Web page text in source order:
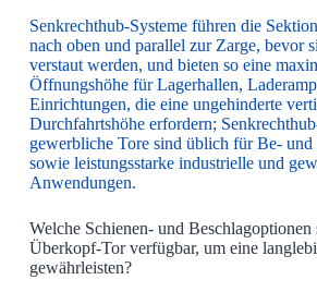
Senkrechthub-Systeme führen die
nach oben und parallel zur Zarge, bevor
verstaut werden, und bieten so eine
Öffnungshöhe für Lagerhallen,
Einrichtungen, die eine ungehinderte
Durchfahrtshöhe erfordern;
gewerbliche Tore sind üblich für Be- und
sowie leistungsstarke industrielle und
Anwendungen.
Welche Schienen- und Beschlagoptionen
Überkopf-Tor verfügbar, um eine
gewährleisten?